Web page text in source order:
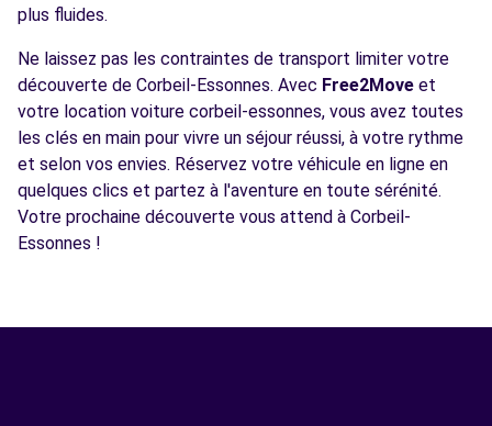
plus fluides.
Ne laissez pas les contraintes de transport limiter votre
découverte de Corbeil-Essonnes. Avec Free2Move et
votre location voiture corbeil-essonnes, vous avez toutes
les clés en main pour vivre un séjour réussi, à votre rythme
et selon vos envies. Réservez votre véhicule en ligne en
quelques clics et partez à l'aventure en toute sérénité.
Votre prochaine découverte vous attend à Corbeil-
Essonnes !